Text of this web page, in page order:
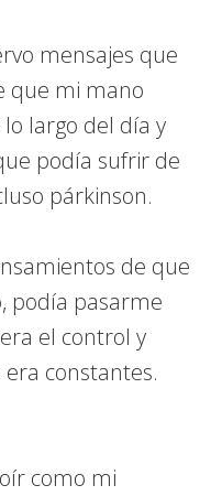
mensajes que
que mi mano
largo del día y
podía sufrir de
párkinson.
de que
podía pasarme
el control y
constantes.
como mi